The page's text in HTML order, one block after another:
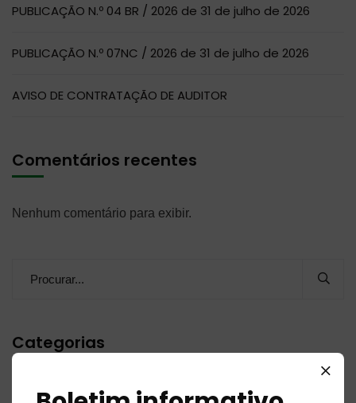
PUBLICAÇÃO N.º 04 BR / 2026 de 31 de julho de 2026
PUBLICAÇÃO N.º 07NC / 2026 de 31 de julho de 2026
AVISO DE CONTRATAÇÃO DE AUDITOR
Comentários recentes
Nenhum comentário para exibir.
Categorias